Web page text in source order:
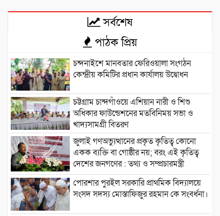
সর্বশেষ
পাঠক প্রিয়
চন্দনাইশে মানবতার ফেরিওয়ালা সংগঠন
কেন্দ্রীয় কমিটির প্রধান কার্যালয় উদ্বোধন
চট্টগ্রাম চান্দগাঁওয়ে এশিয়ান নারী ও শিশু
অধিকার ফাউন্ডেশনের মতবিনিময় সভা ও
খাদ্যসামগ্রী বিতরণ
জুলাই গণঅভ্যুত্থানের প্রকৃত কৃতিত্ব কোনো
একক ব্যক্তি বা গোষ্ঠীর নয়; বরং এই কৃতিত্ব
দেশের জনগণের : তথ্য ও সম্প্রচারমন্ত্রী
পোরশার পুরইল সরকারি প্রাথমিক বিদ্যালয়ে
সংসদ সদস্য মোস্তাফিজুর রহমান কে সংবর্ধনা।